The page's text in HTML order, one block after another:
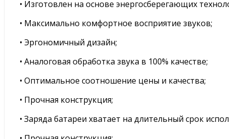
• Изготовлен на основе энергосберегающих
• Максимально комфортное восприятие звуков;
• Эргономичный дизайн;
• Аналоговая обработка звука в 100% качестве;
• Оптимальное соотношение цены и качества;
• Прочная конструкция;
• Заряда батареи хватает на длительный срок